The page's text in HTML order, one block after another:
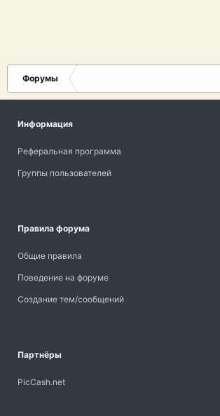
Форумы
Информация
Реферальная программа
Группы пользователей
Правила форума
Общие правила
Поведение на форуме
Создание тем/сообщений
Партнёры
PicCash.net